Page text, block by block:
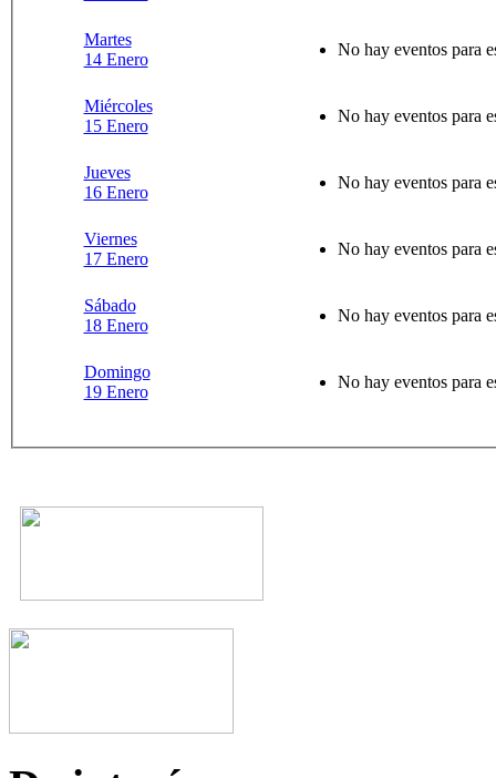
Martes
14 Enero
No hay eventos para
Miércoles
15 Enero
No hay eventos para
Jueves
16 Enero
No hay eventos para
Viernes
17 Enero
No hay eventos para
Sábado
18 Enero
No hay eventos para
Domingo
19 Enero
No hay eventos para